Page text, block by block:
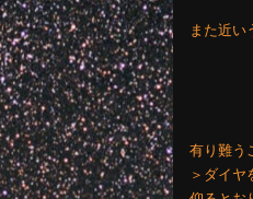
また近い
有り難う
＞ダイヤ